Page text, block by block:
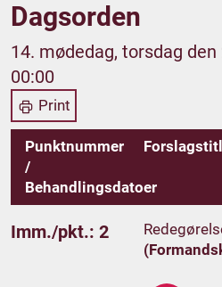
Dagsorden
14. mødedag, torsdag
00:00
Print
Punktnummer
/
Behandlingsdatoer
Imm./pkt.: 2